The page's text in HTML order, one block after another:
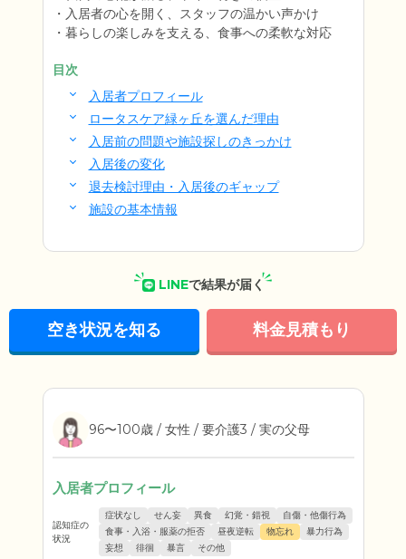
入居者の心を開く、スタッフの温かい声かけ
暮らしの楽しみを支える、食事への柔軟な対応
目次
入居者プロフィール
ロータスケア緑ヶ丘を選んだ理由
入居前の問題や施設探しのきっかけ
入居後の変化
退去検討理由・入居後のギャップ
施設の基本情報
LINEで結果が届く
空き状況を知る 料金見積もり
96〜100歳 / 女性 / 要介護3 / 実の父母
入居者プロフィール
認知症の
状況
症状なし せん妄 異食 幻覚・錯視
自傷・他傷行為
食事・入浴・服薬の拒否
昼夜逆転 物忘れ
暴力行為
妄想
徘徊 暴言 その他